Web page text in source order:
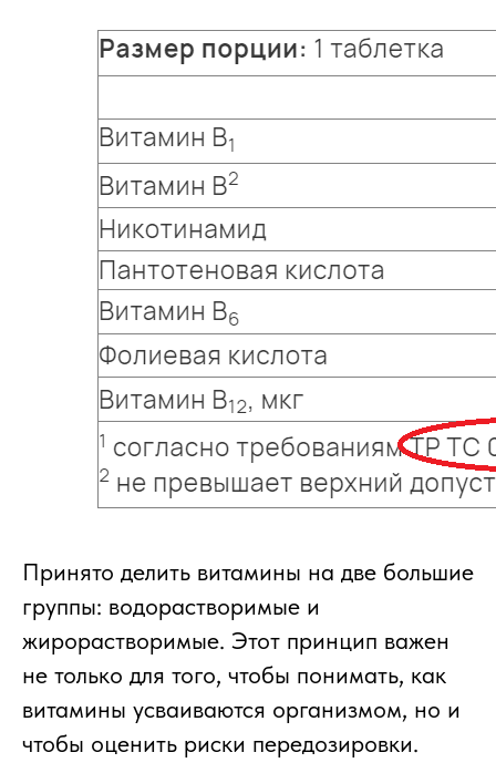
Принято делить витамины на две большие
группы: водорастворимые и
жирорастворимые. Этот принцип важен
не только для того, чтобы понимать, как
витамины усваиваются организмом, но и
чтобы оценить риски передозировки.